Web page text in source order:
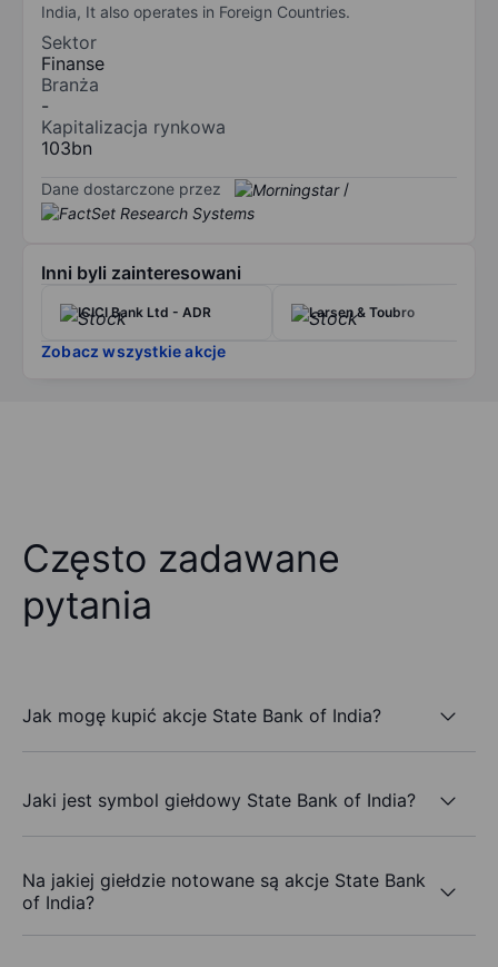
India, It also operates in Foreign Countries.
Sektor
Finanse
Branża
-
Kapitalizacja rynkowa
103bn
Dane dostarczone przez /
Inni byli zainteresowani
ICICI Bank Ltd - ADR Larsen & Toubro
Zobacz wszystkie akcje
Często zadawane
pytania
Jak mogę kupić akcje State Bank of India?
Jaki jest symbol giełdowy State Bank of India?
Na jakiej giełdzie notowane są akcje State Bank
of India?